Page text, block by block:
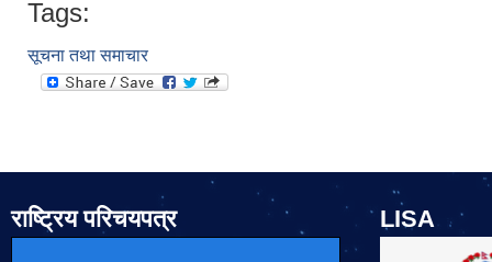
Tags:
सूचना तथा समाचार
राष्ट्रिय परिचयपत्र LISA